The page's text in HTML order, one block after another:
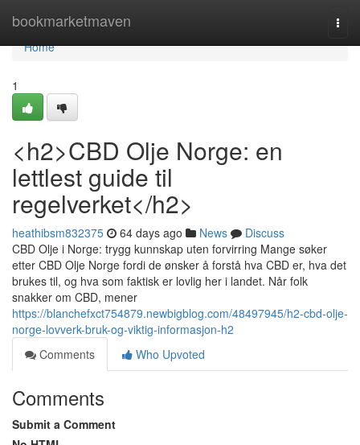
bookmarketmaven
Home
Home
1
<h2>CBD Olje Norge: en
lettlest guide til
regelverket</h2>
heathibsm832375 64 days ago News
Discuss
CBD Olje i Norge: trygg kunnskap uten forvirring Mange søker
etter CBD Olje Norge fordi de ønsker å forstå hva CBD er, hva det
brukes til, og hva som faktisk er lovlig her i landet. Når folk
snakker om CBD, mener
https://blanchefxct754879.newbigblog.com/48497945/h2-cbd-olje-
norge-lovverk-bruk-og-viktig-informasjon-h2
Comments
Who Upvoted
Comments
Submit a Comment